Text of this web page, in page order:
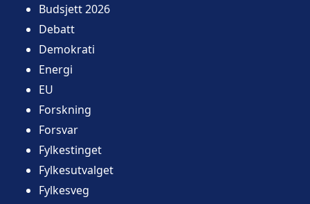
Budsjett 2026
Debatt
Demokrati
Energi
EU
Forskning
Forsvar
Fylkestinget
Fylkesutvalget
Fylkesveg